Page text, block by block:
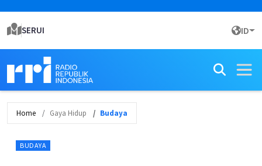
SERUI ID
Home Gaya Hidup Budaya
BUDAYA